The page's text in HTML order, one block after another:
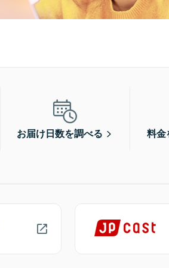
お届け日数を調べる 料金